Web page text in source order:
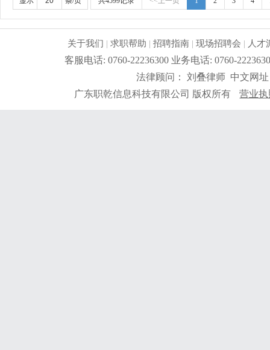
关于我们 |求职帮助 |招聘指南 |现场招聘会 | 人才
客服电话: 0760-22236300 业务电话: 0760-
法律顾问： 刘叠律师 中文网
广东职乾信息科技有限公司 版权所有
营业